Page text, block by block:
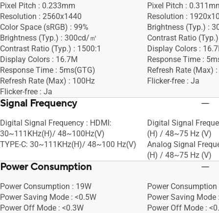
Pixel Pitch : 0.233mm
Resolution : 2560x1440
Color Space (sRGB) : 99%
Brightness (Typ.) : 300cd/㎡
Contrast Ratio (Typ.) : 1500:1
Display Colors : 16.7M
Response Time : 5ms(GTG)
Refresh Rate (Max) : 100Hz
Flicker-free : Ja
Pixel Pitch :
Resolution :
Brightness (Typ.) :
Contrast Ratio
Display Colors :
Response Time :
Refresh Rate (Max)
Flicker-free : Ja
Signal Frequency
Digital Signal Frequency : HDMI:
30~111KHz(H)/ 48~100Hz(V)
TYPE-C: 30~111KHz(H)/ 48~100 Hz(V)
Digital Signal
(H) / 48~75 Hz (V)
Analog Signal
(H) / 48~75 Hz (V)
Power Consumption
Power Consumption : 19W
Power Saving Mode : <0.5W
Power Off Mode : <0.3W
Power Consumption
Power Saving Mode
Power Off Mode :